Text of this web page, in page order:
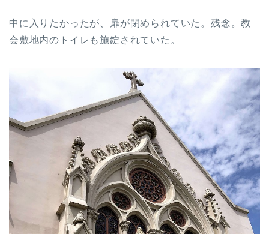
中に入りたかったが、扉が閉められていた。残念。教
会敷地内のトイレも施錠されていた。